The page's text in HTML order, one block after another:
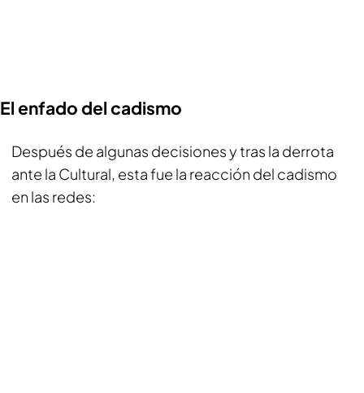
El enfado del cadismo
Después de algunas decisiones y tras la derrota
ante la Cultural, esta fue la reacción del cadismo
en las redes: